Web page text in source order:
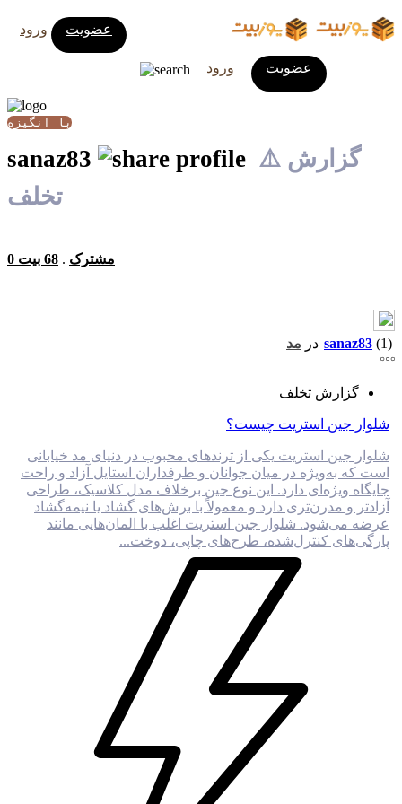
ورود عضویت
ورود عضویت
با انگیزه
sanaz83
⚠️ گزارش
تخلف
0 مشترک . 68 بیت
sanaz83 (1) در مد
گزارش تخلف
شلوار جین استریت چیست؟
شلوار جین استریت یکی از ترندهای محبوب در دنیای مد خیابانی
است که به‌ویژه در میان جوانان و طرفداران استایل آزاد و راحت
جایگاه ویژه‌ای دارد. این نوع جین برخلاف مدل کلاسیک، طراحی
آزادتر و مدرن‌تری دارد و معمولاً با برش‌های گشاد یا نیمه‌گشاد
عرضه می‌شود. شلوار جین استریت اغلب با المان‌هایی مانند
پارگی‌های کنترل‌شده، طرح‌های چاپی، دوخت‌...